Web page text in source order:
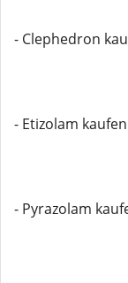
- Clephedron
- Etizolam kaufen
- Pyrazolam